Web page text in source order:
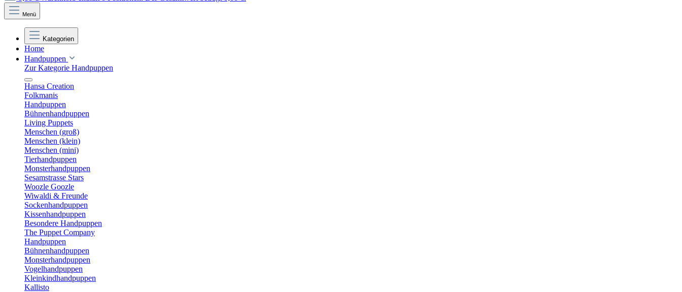
Menü
Kategorien
Home
Handpuppen
Zur Kategorie Handpuppen
Hansa Creation
Folkmanis
Handpuppen
Bühnenhandpuppen
Living Puppets
Menschen (groß)
Menschen (klein)
Menschen (mini)
Tierhandpuppen
Monsterhandpuppen
Sesamstrasse Stars
Woozle Goozle
Wiwaldi & Freunde
Sockenhandpuppen
Kissenhandpuppen
Besondere Handpuppen
The Puppet Company
Handpuppen
Bühnenhandpuppen
Monsterhandpuppen
Vogelhandpuppen
Kleinkindhandpuppen
Kallisto